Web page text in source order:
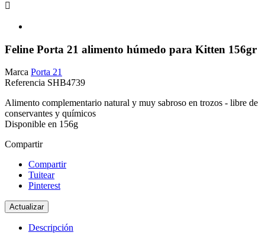

Feline Porta 21 alimento húmedo para Kitten 156gr
Marca Porta 21
Referencia SHB4739
Alimento complementario natural y muy sabroso en trozos - libre de
conservantes y químicos
Disponible en 156g
Compartir
Compartir
Tuitear
Pinterest
Descripción